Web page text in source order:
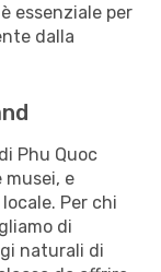
essenziale per
dalla
Phu Quoc
e
Per chi
di
naturali di